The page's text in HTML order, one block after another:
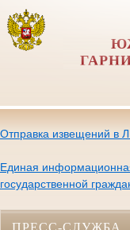
Отправка извещений в
Единая
государственной
ПРЕСС-СЛУЖБА